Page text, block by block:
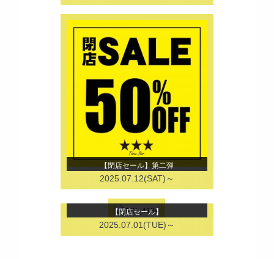
【閉店セール】第二弾
2025.07.12(SAT)～
【閉店セール】
2025.07.01(TUE)～